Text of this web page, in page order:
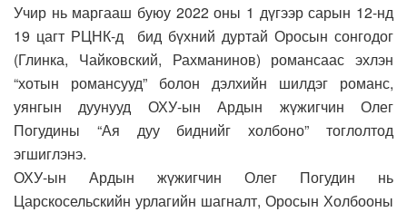
Учир нь маргааш буюу 2022 оны 1 дүгээр сарын 12-нд
19 цагт РЦНК-д бид бүхний дуртай Оросын сонгодог
(Глинка, Чайковский, Рахманинов) романсаас эхлэн
“хотын романсууд” болон дэлхийн шилдэг романс,
уянгын дуунууд ОХУ-ын Ардын жүжигчин Олег
Погудины “Ая дуу биднийг холбоно” тоглолтод
эгшиглэнэ.
ОХУ-ын Ардын жүжигчин Олег Погудин нь
Царскосельскийн урлагийн шагналт, Оросын Холбооны